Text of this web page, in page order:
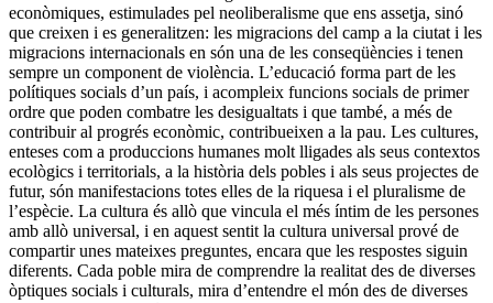
econòmiques, estimulades pel neoliberalisme que ens assetja, sinó
que creixen i es generalitzen: les migracions del camp a la ciutat i les
migracions internacionals en són una de les conseqüències i tenen
sempre un component de violència. L’educació forma part de les
polítiques socials d’un país, i acompleix funcions socials de primer
ordre que poden combatre les desigualtats i que també, a més de
contribuir al progrés econòmic, contribueixen a la pau. Les cultures,
enteses com a produccions humanes molt lligades als seus contextos
ecològics i territorials, a la història dels pobles i als seus projectes de
futur, són manifestacions totes elles de la riquesa i el pluralisme de
l’espècie. La cultura és allò que vincula el més íntim de les persones
amb allò universal, i en aquest sentit la cultura universal prové de
compartir unes mateixes preguntes, encara que les respostes siguin
diferents. Cada poble mira de comprendre la realitat des de diverses
òptiques socials i culturals, mira d’entendre el món des de diverses